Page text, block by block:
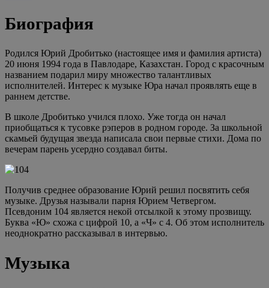
Биография
Родился Юрий Дробитько (настоящее имя и фамилия артиста)
20 июня 1994 года в Павлодаре, Казахстан. Город с красочным
названием подарил миру множество талантливых
исполнителей. Интерес к музыке Юра начал проявлять еще в
раннем детстве.
В школе Дробитько учился плохо. Уже тогда он начал
приобщаться к тусовке рэперов в родном городе. За школьной
скамьей будущая звезда написала свои первые стихи. Дома по
вечерам парень усердно создавал биты.
Получив среднее образование Юрий решил посвятить себя
музыке. Друзья называли парня Юрием Четвергом.
Псевдоним 104 является некой отсылкой к этому прозвищу.
Буква «Ю» схожа с цифрой 10, а «Ч» с 4. Об этом исполнитель
неоднократно рассказывал в интервью.
Музыка